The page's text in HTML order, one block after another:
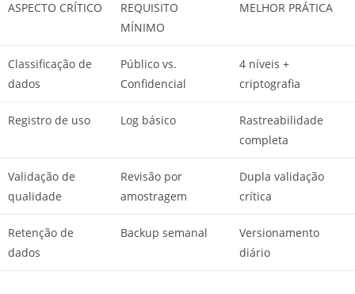
ASPECTO CRÍTICO
REQUISITO
MÍNIMO
MELHOR PRÁTICA
Classificação de
dados
Público vs.
Confidencial
4 níveis +
criptografia
Registro de uso Log básico
Rastreabilidade
completa
Validação de
qualidade
Revisão por
amostragem
Dupla validação
crítica
Retenção de
dados
Backup semanal
Versionamento
diário